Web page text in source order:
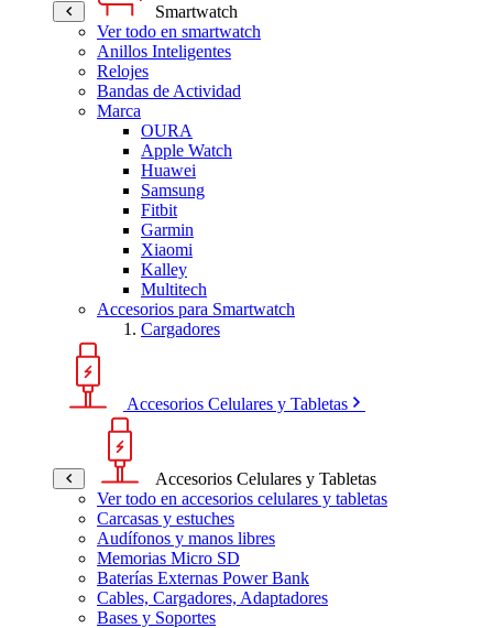
Smartwatch
Ver todo en smartwatch
Anillos Inteligentes
Relojes
Bandas de Actividad
Marca
OURA
Apple Watch
Huawei
Samsung
Fitbit
Garmin
Xiaomi
Kalley
Multitech
Accesorios para Smartwatch
Cargadores
Accesorios Celulares y Tabletas
Accesorios Celulares y Tabletas
Ver todo en accesorios celulares y tabletas
Carcasas y estuches
Audífonos y manos libres
Memorias Micro SD
Baterías Externas Power Bank
Cables, Cargadores, Adaptadores
Bases y Soportes